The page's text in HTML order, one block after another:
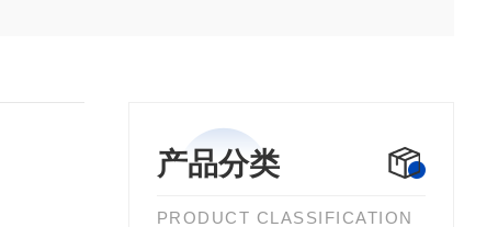
产品分类
PRODUCT CLASSIFICATION